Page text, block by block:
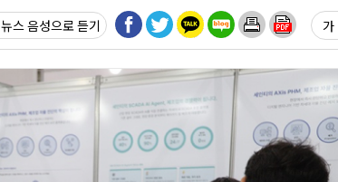
뉴스 음성 가